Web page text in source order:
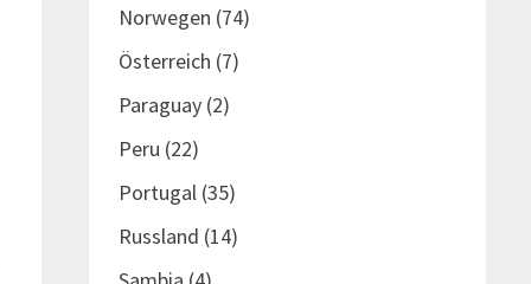
Norwegen (74)
Österreich (7)
Paraguay(2)
Peru (22)
Portugal(35)
Russland (14)